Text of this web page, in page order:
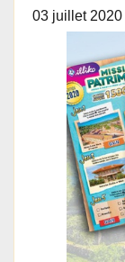
03 juillet 2020